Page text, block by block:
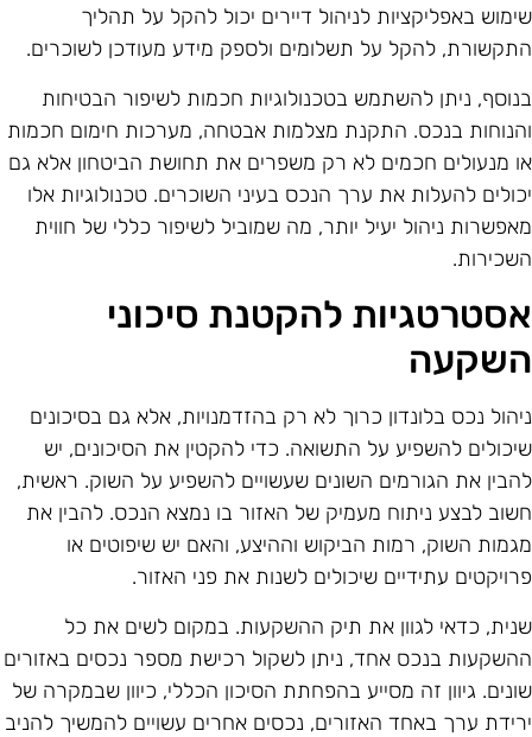
באפליקציות לניהול דיירים יכול להקל על תהליך
להקל על תשלומים ולספק מידע מעודכן לשוכרים.
ניתן להשתמש בטכנולוגיות חכמות לשיפור הבטיחות
בנכס. התקנת מצלמות אבטחה, מערכות חימום חכמות
מנעולים חכמים לא רק משפרים את תחושת הביטחון אלא גם
להעלות את ערך הנכס בעיני השוכרים. טכנולוגיות אלו
ניהול יעיל יותר, מה שמוביל לשיפור כללי של חווית
להקטנת סיכוני
נכס בלונדון כרוך לא רק בהזדמנויות, אלא גם בסיכונים
להשפיע על התשואה. כדי להקטין את הסיכונים, יש
את הגורמים השונים שעשויים להשפיע על השוק. ראשית,
לבצע ניתוח מעמיק של האזור בו נמצא הנכס. להבין את
השוק, רמות הביקוש וההיצע, והאם יש שיפוטים או
עתידיים שיכולים לשנות את פני האזור.
כדאי לגוון את תיק ההשקעות. במקום לשים את כל
בנכס אחד, ניתן לשקול רכישת מספר נכסים באזורים
גיוון זה מסייע בהפחתת הסיכון הכללי, כיוון שבמקרה של
ערך באחד האזורים, נכסים אחרים עשויים להמשיך להניב